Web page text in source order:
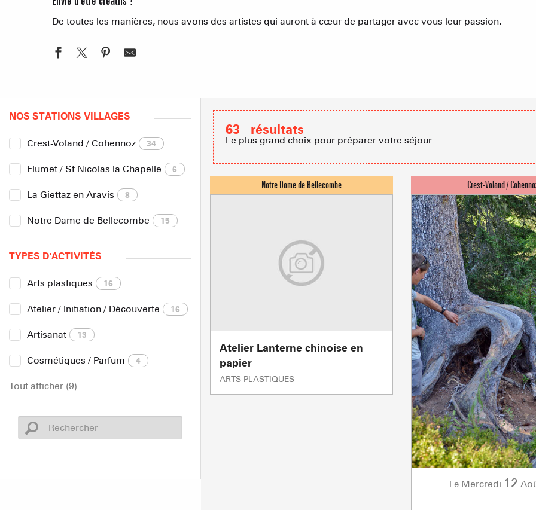
Refuges et
Agences
Association
De toutes les manières, nous avons des artistes qui auront à cœur de partager avec vous leur passion.
NOS STATIONS VILLAGES
Crest-Voland / Cohennoz 34
Flumet / St Nicolas la Chapelle 6
La Giettaz en Aravis 8
Notre Dame de Bellecombe 15
TYPES D'ACTIVITÉS
Arts plastiques 16
Atelier / Initiation / Découverte 16
Artisanat 13
Cosmétiques / Parfum 4
Tout afficher (9)
63 résultats
Le plus grand choix pour préparer votre séjour
Atelier Lanterne chinoise en
papier
ARTS PLASTIQUES
Le Mercredi 12